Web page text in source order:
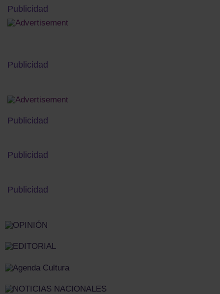
Publicidad
Publicidad
Publicidad
Publicidad
Publicidad